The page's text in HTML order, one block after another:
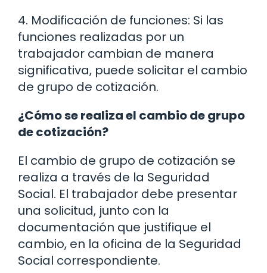
4. Modificación de funciones: Si las
funciones realizadas por un
trabajador cambian de manera
significativa, puede solicitar el cambio
de grupo de cotización.
¿Cómo se realiza el cambio de grupo
de cotización?
El cambio de grupo de cotización se
realiza a través de la Seguridad
Social. El trabajador debe presentar
una solicitud, junto con la
documentación que justifique el
cambio, en la oficina de la Seguridad
Social correspondiente.